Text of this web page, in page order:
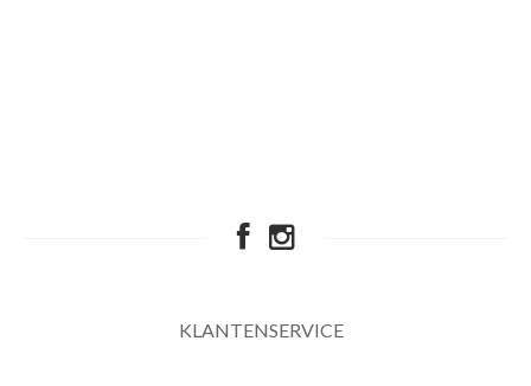
KLANTENSERVICE